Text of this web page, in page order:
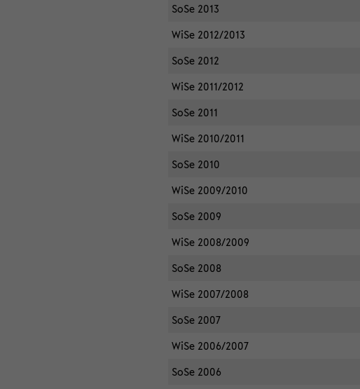
SoSe 2013
WiSe 2012/2013
SoSe 2012
WiSe 2011/2012
SoSe 2011
WiSe 2010/2011
SoSe 2010
WiSe 2009/2010
SoSe 2009
WiSe 2008/2009
SoSe 2008
WiSe 2007/2008
SoSe 2007
WiSe 2006/2007
SoSe 2006